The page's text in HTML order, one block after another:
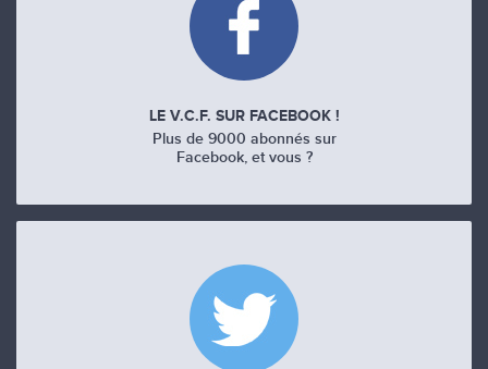
LE V.C.F. SUR FACEBOOK !
Plus de 9000 abonnés sur
Facebook, et vous ?